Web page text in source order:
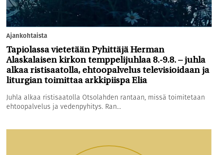
Ajankohtaista
Tapiolassa vietetään Pyhittäjä Herman
Alaskalaisen kirkon temppelijuhlaa 8.-9.8. – juhla
alkaa ristisaatolla, ehtoopalvelus televisioidaan ja
liturgian toimittaa arkkipiispa Elia
Juhla alkaa ristisaatolla Otsolahden rantaan, missä toimitetaan
ehtoopalvelus ja vedenpyhitys. Ran...